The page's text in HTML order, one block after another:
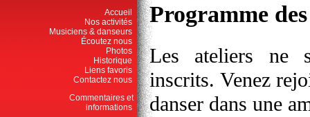
Accueil
Nos activités
Musiciens & danseurs
Écoutez nous
Photos
Historique
Liens favoris
Contactez nous
Commentaires et
informations
Programme
Les ateliers ne
inscrits. Venez
danser dans une